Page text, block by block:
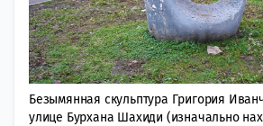
Безымянная скульптура Григория
улице Бурхана Шахиди (изначально